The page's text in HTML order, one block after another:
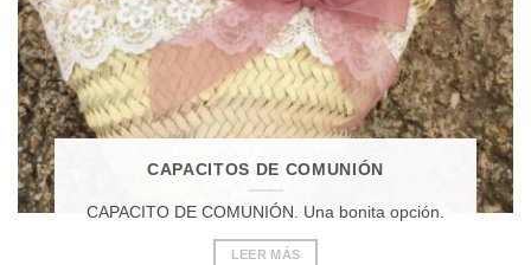
CAPACITOS DE COMUNIÓN
CAPACITO DE COMUNIÓN. Una bonita opción.
LEER MÁS